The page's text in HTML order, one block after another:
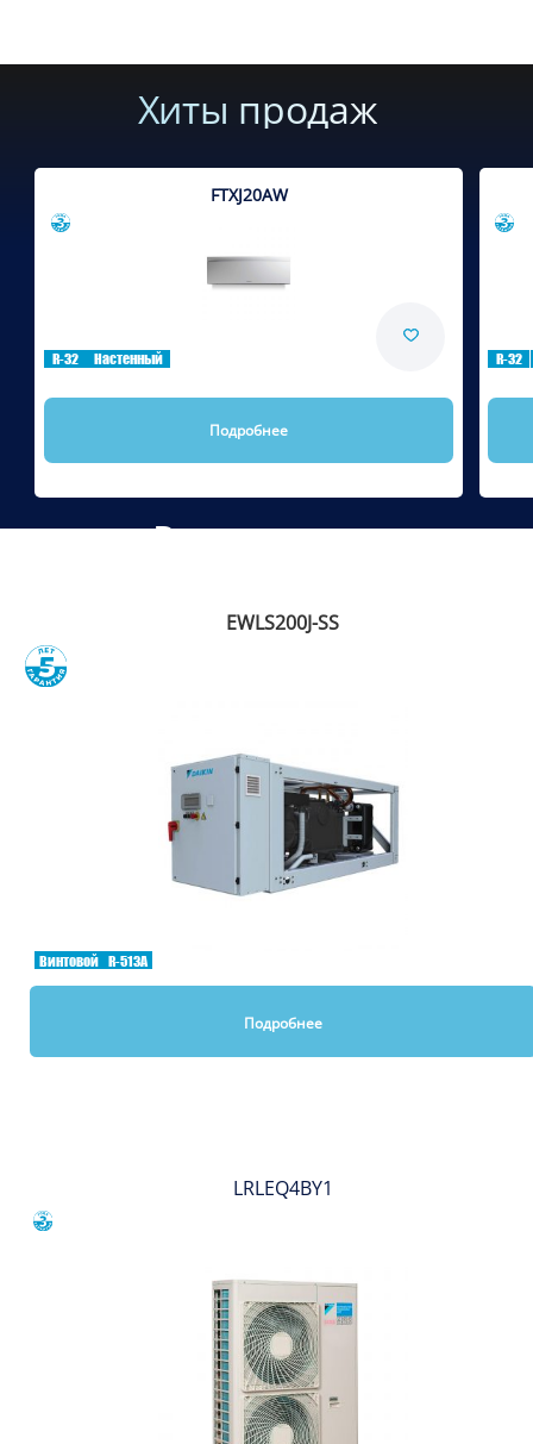
Хиты продаж
FTXJ20AW
R-32 Настенный
Подробнее
R-32
Рекомендуем
EWLS200J-SS
Винтовой R-513A
Подробнее
LRLEQ4BY1